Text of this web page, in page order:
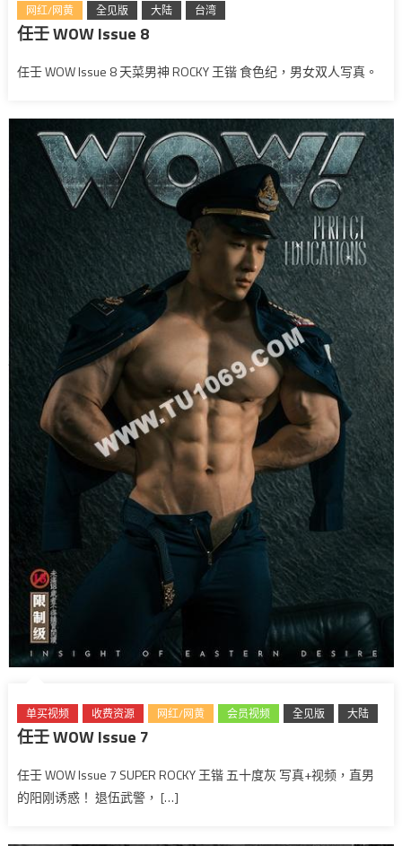
网红/网黄 全见版 大陆 台湾
任壬 WOW Issue 8
任壬 WOW Issue 8 天菜男神 ROCKY 王锴 食色纪，男女双人写真。
单买视频 收费资源 网红/网黄 会员视频 全见版 大陆
任壬 WOW Issue 7
任壬 WOW Issue 7 SUPER ROCKY 王锴 五十度灰 写真+视频，直男
的阳刚诱惑！ 退伍武警， […]